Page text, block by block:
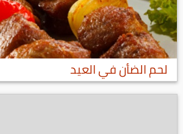
لحم الضأن في العيد